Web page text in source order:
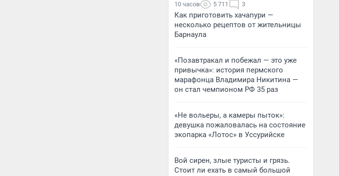
10 часов 5 711 3
Как приготовить хачапури —
несколько рецептов от жительницы
Барнаула
«Позавтракал и побежал — это уже
привычка»: история пермского
марафонца Владимира Никитина —
он стал чемпионом РФ 35 раз
«Не вольеры, а камеры пыток»:
девушка пожаловалась на состояние
экопарка «Лотос» в Уссурийске
Вой сирен, злые туристы и грязь.
Стоит ли ехать в самый большой